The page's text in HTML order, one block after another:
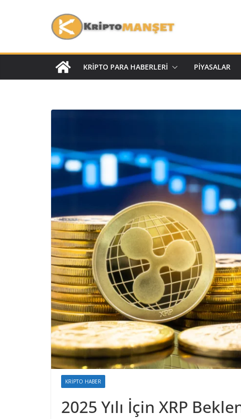
KRIPTO PARA HABERLERI PIYASALAR
KRIPTO HABER
2025 Yılı İçin XRP